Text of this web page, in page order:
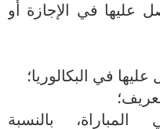
عليها في الإجازة أو
في البكالوريا؛
المباراة، بالنسبة